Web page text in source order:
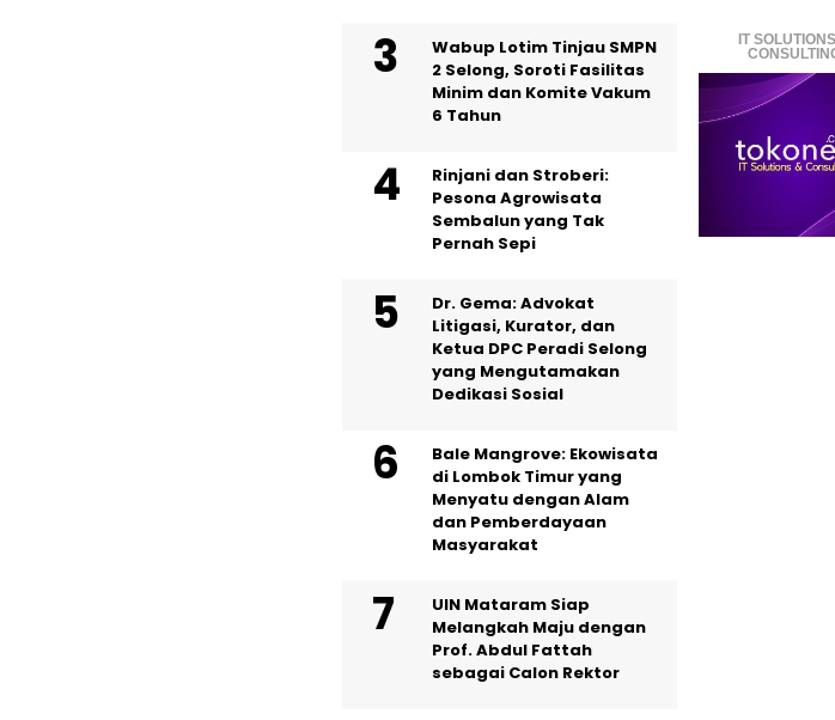
IT
Wabup Lotim Tinjau SMPN
2 Selong, Soroti Fasilitas
Minim dan Komite Vakum
6 Tahun
Rinjani dan Stroberi:
Pesona Agrowisata
Sembalun yang Tak
Pernah Sepi
Dr. Gema: Advokat
Litigasi, Kurator, dan
Ketua DPC Peradi Selong
yang Mengutamakan
Dedikasi Sosial
Bale Mangrove: Ekowisata
di Lombok Timur yang
Menyatu dengan Alam
dan Pemberdayaan
Masyarakat
UIN Mataram Siap
Melangkah Maju dengan
Prof. Abdul Fattah
sebagai Calon Rektor